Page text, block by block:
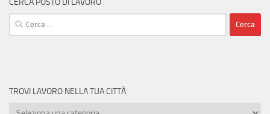
Ricerca
per:
TROVI LAVORO NELLA TUA CITTÀ
Trovi